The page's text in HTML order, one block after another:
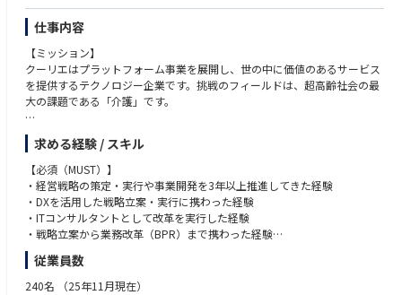
Gen-AX（ジェナックス）は、コンタクトセンターの複雑な実務と課題を深
く理解し、自律型AIオペレーターを起点に顧客の課題を解決する変革者集
団です。
単なるSaaS提供ベンダーとしてではなく各領域において、実装で価値を出
し切るプロフェッショナルが、AI時代に適合したBPR戦略やロードマップ
の策定、データモデルの設計までを一気通貫で支援します。
さらにソフトバンクのグループの事業フィールドと技術アセットも活用
し、理論ではなく「現場で価値を生み出すAI」を広く社会へ展開すること
で、すべてのカスタマーサービスのあり方を”革新”します。
■Gen-AX株式会社 カンパニーデック
https://speakerdeck.com/genax/gen-ax-gen-axzhu-shi-hui-she-kanpanid
etuku
■自律思考型AIで業務改革を支援する「Gen-AX」とは。砂金CEOインタビ
ュー
https://www.softbank.jp/sbnews/entry/20250122_01
仕事内容
【ミッション】
クーリエはプラットフォーム事業を展開し、世の中に価値のあるサービス
を提供するテクノロジー企業です。挑戦のフィールドは、超高齢社会の最
大の課題である「介護」です。
30年後の2065年には約38.4％が高齢者（65歳以上）になると予測されて
います。私たちは「生産性の向上」（＝人がやらなくても良いことのシス
テム化）こそが解決のカギと考え、2011年創業時から『みんなの介護』を
はじめとしたリボン型モデルのビジネスを展開、エンドユーザーの声（Vo
ice of Customer）に耳を傾け、現場からより良いサービスのための改善を
繰り返してきました。
ず、「疑問」をぶつけ、「議論」を重ねながら、一緒に世の中の進化をリ
ードしていきませんか？
求める経験 / スキル
【必須（MUST）】
・経営戦略の策定・実行や事業開発を3年以上推進してきた経験
・DXを活用した戦略立案・実行に携わった経験
・ITコンサルタントとして改革を実行した経験
・戦略立案から業務改革（BPR）まで携わった経験
・プロジェクトマネージャーとして大規模案件を完遂させた経験
【歓迎（WANT）】
従業員数
240名 （25年11月現在）